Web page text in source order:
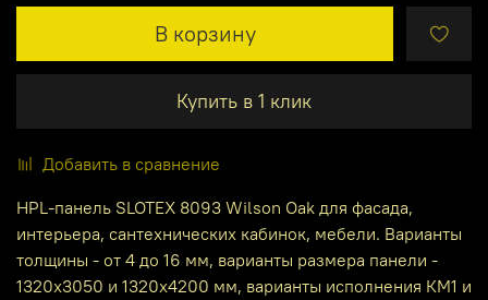
В корзину
Купить в 1 клик
Добавить в сравнение
HPL-панель SLOTEX 8093 Wilson Oak для фасада,
интерьера, сантехнических кабинок, мебели. Варианты
толщины - от 4 до 16 мм, варианты размера панели -
1320х3050 и 1320х4200 мм, варианты исполнения КМ1 и